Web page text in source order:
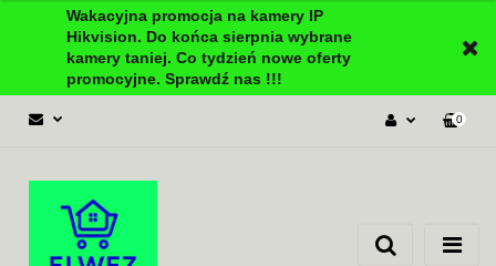
Wakacyjna promocja na kamery IP
Hikvision. Do końca sierpnia wybrane
kamery taniej. Co tydzień nowe oferty
promocyjne. Sprawdź nas !!!
Zgody cookies
0